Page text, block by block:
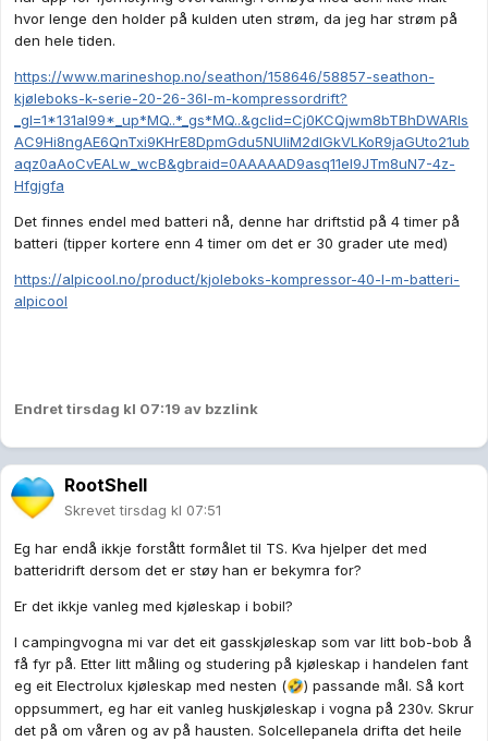
hvor lenge den holder på kulden uten strøm, da jeg har strøm på
den hele tiden.
https://www.marineshop.no/seathon/158646/58857-seathon-
kjøleboks-k-serie-20-26-36l-m-kompressordrift?
_gl=1*131al99*_up*MQ..*_gs*MQ..&gclid=Cj0KCQjwm8bTBhDWARIs
AC9Hi8ngAE6QnTxi9KHrE8DpmGdu5NUIiM2dIGkVLKoR9jaGUto21ub
aqz0aAoCvEALw_wcB&gbraid=0AAAAAD9asq11eI9JTm8uN7-4z-
Hfgjgfa
Det finnes endel med batteri nå, denne har driftstid på 4 timer på
batteri (tipper kortere enn 4 timer om det er 30 grader ute med)
https://alpicool.no/product/kjoleboks-kompressor-40-l-m-batteri-
alpicool
Endrettirsdag kl 07:19 av bzzlink
RootShell
Skrevettirsdag kl 07:51
Eg har endå ikkje forstått formålet til TS. Kva hjelper det med
batteridrift dersom det er støy han er bekymra for?
Er det ikkje vanleg med kjøleskap i bobil?
I campingvogna mi var det eit gasskjøleskap som var litt bob-bob å
få fyr på. Etter litt måling og studering på kjøleskap i handelen fant
eg eit Electrolux kjøleskap med nesten (🤣) passande mål. Så kort
oppsummert, eg har eit vanleg huskjøleskap i vogna på 230v. Skrur
det på om våren og av på hausten. Solcellepanela drifta det heile